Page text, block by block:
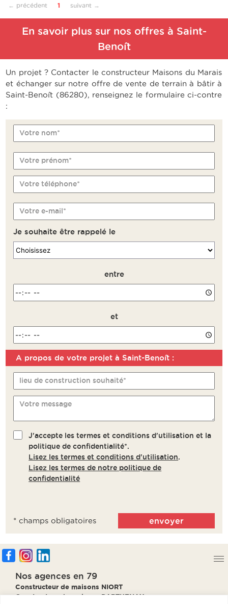
← précédent 1 suivant →
En savoir plus sur nos offres à Saint-
Benoît
Un projet ? Contacter le constructeur Maisons du Marais
et échanger sur notre offre de vente de terrain à bâtir à
Saint-Benoît (86280), renseignez le formulaire ci-contre
:
Votre nom*
Votre prénom*
Votre téléphone*
Votre e-mail*
Je souhaite être rappelé le
entre
et
Remarque A propos de votre projet à Saint-Benoît :
lieu de construction souhaité*
Votre message
J'accepte les termes et conditions d'utilisation et la
politique de confidentialité*.
Lisez les termes et conditions d'utilisation.
Lisez les termes de notre politique de
confidentialité
* champs obligatoires
Nos agences en 79
Constructeur de maisons NIORT
Constructeur de maisons PARTHENAY